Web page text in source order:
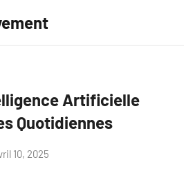
Artificielle
Quotidiennes
10, 2025